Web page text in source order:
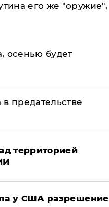
его же "оружие",
осенью будет
предательстве
территорией
у США разрешение